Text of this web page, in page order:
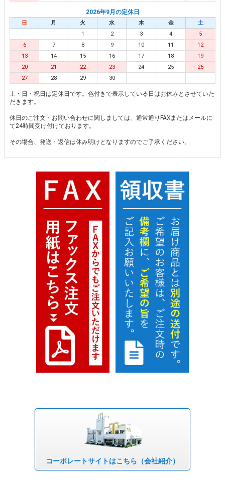
2026年9月の定休日
日 月 火 水 木 金
土
1
2 3 4
5
6
7 8 9 10 11
12
13
14 15 16 17 18
19
20
21 22 23 24 25
26
27
28 29 30
土・日・祝日は定休日です。色付きで表示している日はお休みとさせていた
だきます。
休日のご注文・お問い合わせに関しましては、通常通りFAXまたはメールに
て24時間受け付けております。
その場合、発送・返信は休み明けとなりますのでご了承ください。
コーポレートサイトはこちら （会社紹介）